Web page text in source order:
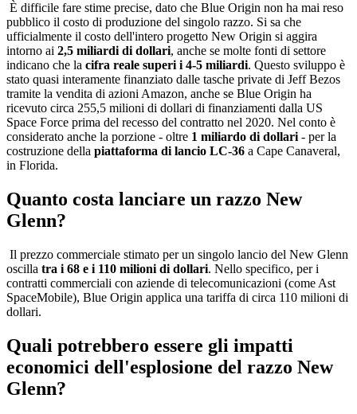
È difficile fare stime precise, dato che Blue Origin non ha mai reso
pubblico il costo di produzione del singolo razzo. Si sa che
ufficialmente il costo dell'intero progetto New Origin si aggira
intorno ai 2,5 miliardi di dollari, anche se molte fonti di settore
indicano che la cifra reale superi i 4-5 miliardi. Questo sviluppo è
stato quasi interamente finanziato dalle tasche private di Jeff Bezos
tramite la vendita di azioni Amazon, anche se Blue Origin ha
ricevuto circa 255,5 milioni di dollari di finanziamenti dalla US
Space Force prima del recesso del contratto nel 2020. Nel conto è
considerato anche la porzione - oltre 1 miliardo di dollari - per la
costruzione della piattaforma di lancio LC-36 a Cape Canaveral,
in Florida.
Quanto costa lanciare un razzo New
Glenn?
Il prezzo commerciale stimato per un singolo lancio del New Glenn
oscilla tra i 68 e i 110 milioni di dollari. Nello specifico, per i
contratti commerciali con aziende di telecomunicazioni (come Ast
SpaceMobile), Blue Origin applica una tariffa di circa 110 milioni di
dollari.
Quali potrebbero essere gli impatti
economici dell'esplosione del razzo New
Glenn?